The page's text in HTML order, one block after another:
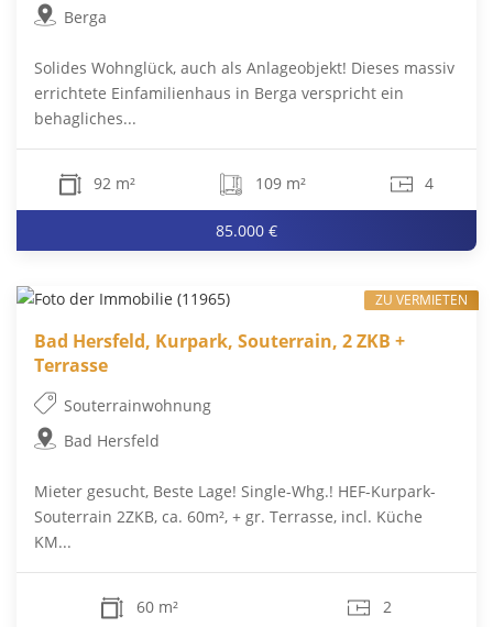
Berga
Solides Wohnglück, auch als Anlageobjekt! Dieses massiv
errichtete Einfamilienhaus in Berga verspricht ein
behagliches...
92 m² 109 m² 4
85.000 €
Bad Hersfeld, Kurpark, Souterrain, 2 ZKB +
Terrasse
Souterrainwohnung
Bad Hersfeld
Mieter gesucht, Beste Lage! Single-Whg.! HEF-Kurpark-
Souterrain 2ZKB, ca. 60m², + gr. Terrasse, incl. Küche
KM...
60 m² 2
ZU VERMIETEN